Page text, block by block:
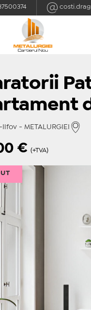
- METALURGIEI
€ (+TVA)